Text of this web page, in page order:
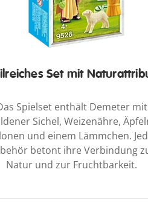
Set mit
Spielset enthält Demeter mit
Sichel, Weizenähre,
und einem Lämmchen.
betont ihre Verbindung
Natur und zur Fruchtbarkeit.